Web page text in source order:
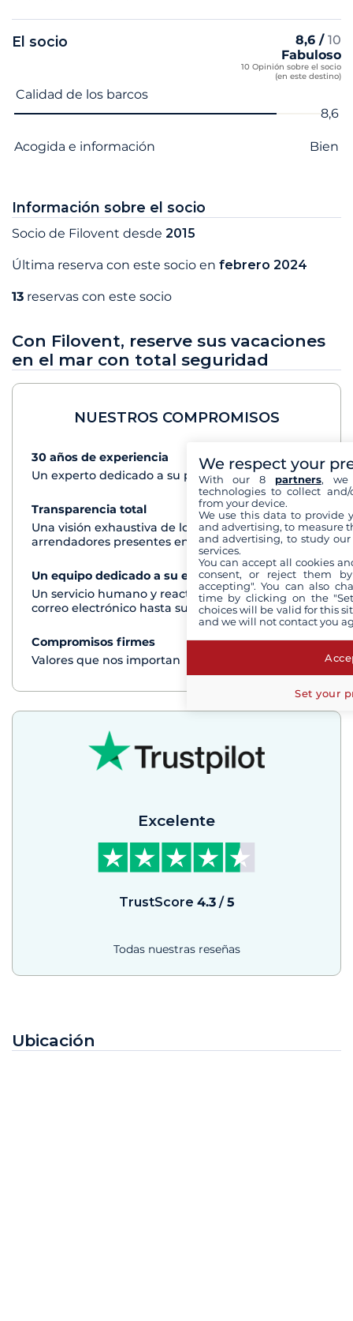
El socio 8,6 / 10
Fabuloso
10 Opinión sobre el socio
(en este destino)
Nombre del criterio
Calidad de los barcos
8,6
Acogida e información Bien
Información sobre el socio
Socio de Filovent desde 2015
Última reserva con este socio en febrero 2024
13 reservas con este socio
Con Filovent, reserve sus vacaciones
en el mar con total seguridad
NUESTROS COMPROMISOS
30 años de experiencia
Ver+
Un experto dedicado a su proyecto de crucero
Transparencia total
Una visión exhaustiva de los barcos de todos los
arrendadores presentes en cada destino
Un equipo dedicado a su experiencia
Ver+
Un servicio humano y reactivo por teléfono o
correo electrónico hasta su regreso del crucero
Compromisos firmes
Ver+
Valores que nos importan
Excelente
TrustScore 4.3/5
Todas nuestras reseñas
Ubicación
We respect your
With our 8 partners, we
technologies to collect
from your device.
We use this data to provide
and advertising, to measure
and advertising, to study
services.
You can accept all cookies
consent, or reject them
accepting". You can also
time by clicking on the
choices will be valid for this
and we will not contact you
Set your